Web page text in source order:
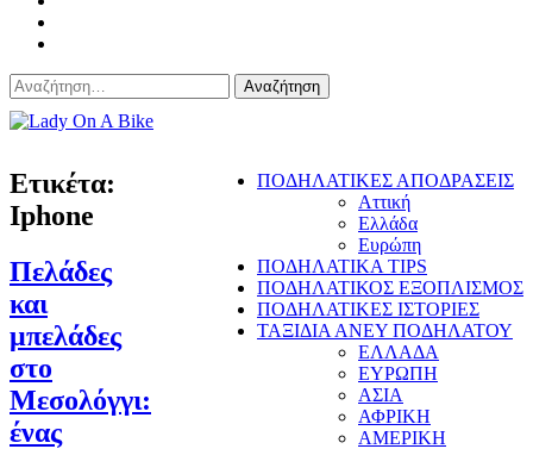
Αναζήτηση
για:
ΠΟΔΗΛΑΤΙΚΕΣ ΑΠΟΔΡΑΣΕΙΣ
Αττική
Ελλάδα
Ευρώπη
ΠΟΔΗΛΑΤΙΚΑ TIPS
ΠΟΔΗΛΑΤΙΚΟΣ ΕΞΟΠΛΙΣΜΟΣ
ΠΟΔΗΛΑΤΙΚΕΣ ΙΣΤΟΡΙΕΣ
ΤΑΞΙΔΙΑ ΑΝΕΥ ΠΟΔΗΛΑΤΟΥ
ΕΛΛΑΔΑ
ΕΥΡΩΠΗ
ΑΣΙΑ
ΑΦΡΙΚΗ
ΑΜΕΡΙΚΗ
Ετικέτα:
Iphone
Πελάδες
και
μπελάδες
στο
Μεσολόγγι:
ένας